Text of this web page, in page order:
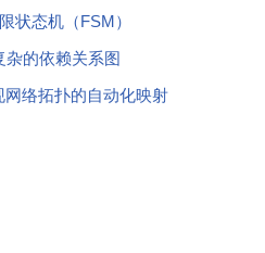
状态机（FSM）
杂的依赖关系图
络拓扑的自动化映射